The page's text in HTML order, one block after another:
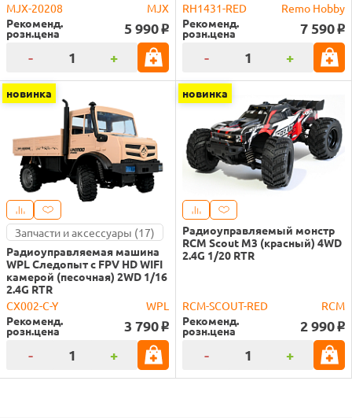
MJX-20208
MJX
Рекоменд.
розн.цена 5 990 o
- +
RH1431-RED
Remo Hobby
Рекоменд.
розн.цена 7 590 o
- +
новинка
Запчасти и аксессуары (17)
Радиоуправляемая машина
WPL Следопыт с FPV HD WIFI
камерой (песочная) 2WD 1/16
2.4G RTR
CX002-C-Y
WPL
Рекоменд.
розн.цена 3 790 o
- +
новинка
Радиоуправляемый монстр
RCM Scout M3 (красный) 4WD
2.4G 1/20 RTR
RCM-SCOUT-RED
RCM
Рекоменд.
розн.цена 2 990 o
- +